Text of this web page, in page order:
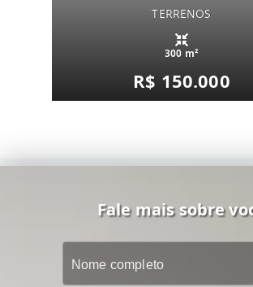
TERRENOS
300 m²
R$ 150.000
Fale mais sobre